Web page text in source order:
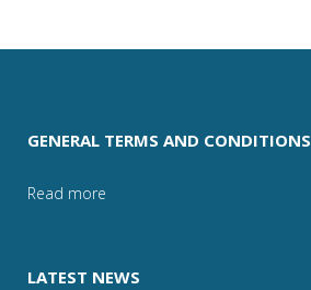
GENERAL TERMS AND CONDITIONS
Read more
LATEST NEWS